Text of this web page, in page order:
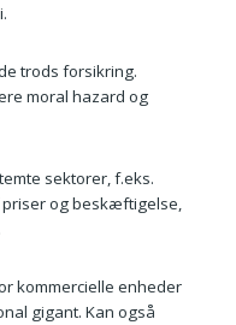
trods forsikring.
moral hazard og
sektorer, f.eks.
og beskæftigelse,
kommercielle enheder
gigant. Kan også